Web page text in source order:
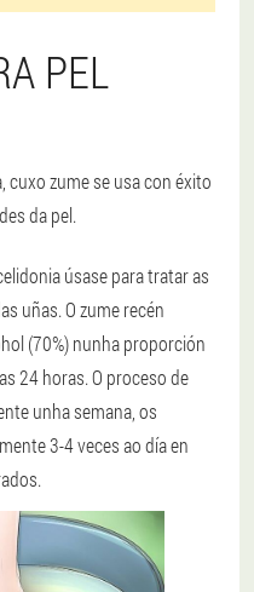
PEL
cuxo zume se usa con éxito
da pel.
úsase para tratar as
uñas. O zume recén
(70%) nunha proporción
24 horas. O proceso de
unha semana, os
3-4 veces ao día en